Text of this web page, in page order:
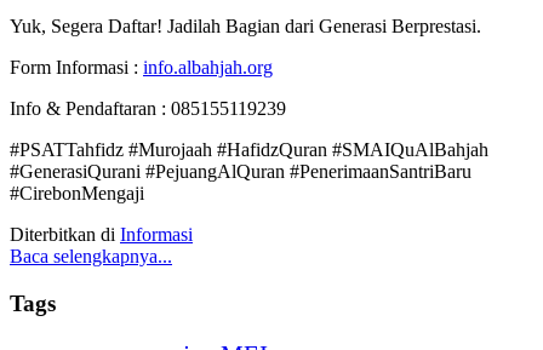
Yuk, Segera Daftar! Jadilah Bagian dari Generasi Berprestasi.
Form Informasi : info.albahjah.org
Info & Pendaftaran : 085155119239
#PSATTahfidz #Murojaah #HafidzQuran #SMAIQuAlBahjah
#GenerasiQurani #PejuangAlQuran #PenerimaanSantriBaru
#CirebonMengaji
Diterbitkan di Informasi
Baca selengkapnya...
Tags